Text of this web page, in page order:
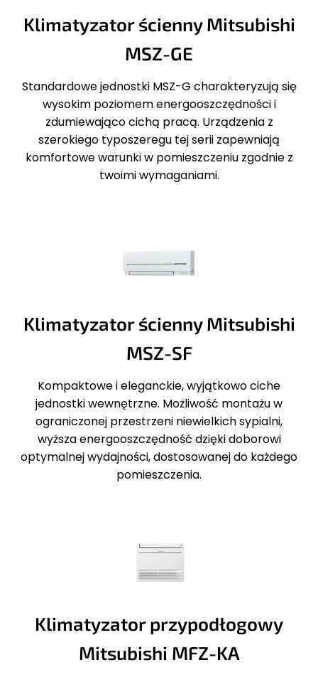
Klimatyzator ścienny Mitsubishi
MSZ-GE
Standardowe jednostki MSZ-G charakteryzują się
wysokim poziomem energooszczędności i
zdumiewająco cichą pracą. Urządzenia z
szerokiego typoszeregu tej serii zapewniają
komfortowe warunki w pomieszczeniu zgodnie z
twoimi wymaganiami.
Klimatyzator ścienny Mitsubishi
MSZ-SF
Kompaktowe i eleganckie, wyjątkowo ciche
jednostki wewnętrzne. Możliwość montażu w
ograniczonej przestrzeni niewielkich sypialni,
wyższa energooszczędność dzięki doborowi
optymalnej wydajności, dostosowanej do każdego
pomieszczenia.
Klimatyzator przypodłogowy
Mitsubishi MFZ-KA